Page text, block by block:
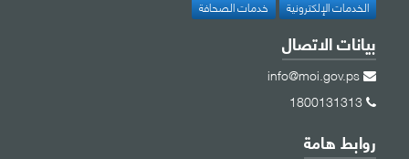
الخدمات الإلكترونية خدمات الصحافة
بيانات الاتصال
info@moi.gov.ps
روابط هامة